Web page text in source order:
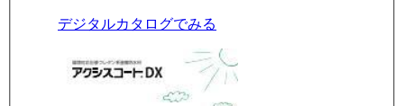
デジタルカタログでみる